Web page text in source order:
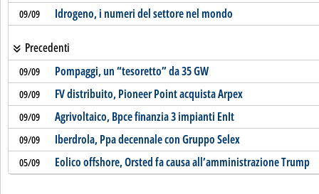
09/09 Idrogeno, i numeri del settore nel mondo
Precedenti
09/09 Pompaggi, un “tesoretto” da 35 GW
09/09 FV distribuito, Pioneer Point acquista Arpex
09/09 Agrivoltaico, Bpce finanzia 3 impianti EnIt
09/09 Iberdrola, Ppa decennale con Gruppo Selex
05/09 Eolico offshore, Orsted fa causa all’amministrazione Trump